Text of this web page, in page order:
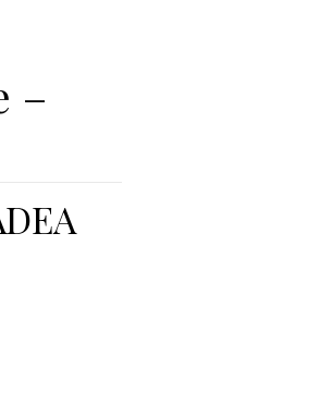
–